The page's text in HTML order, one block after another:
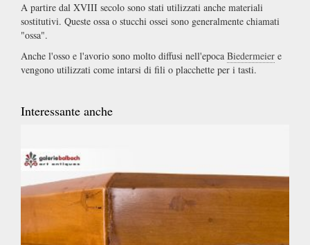
A partire dal XVIII secolo sono stati utilizzati anche materiali
sostitutivi. Queste ossa o stucchi ossei sono generalmente chiamati
"ossa".
Anche l'osso e l'avorio sono molto diffusi nell'epoca Biedermeier e
vengono utilizzati come intarsi di fili o placchette per i tasti.
Interessante anche